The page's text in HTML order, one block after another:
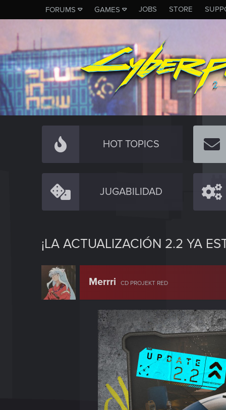
FORUMS GAMES JOBS STORE
HOT TOPICS
JUGABILIDAD
¡LA ACTUALIZACIÓN 2.2 YA
Merrri CD PROJEKT RED